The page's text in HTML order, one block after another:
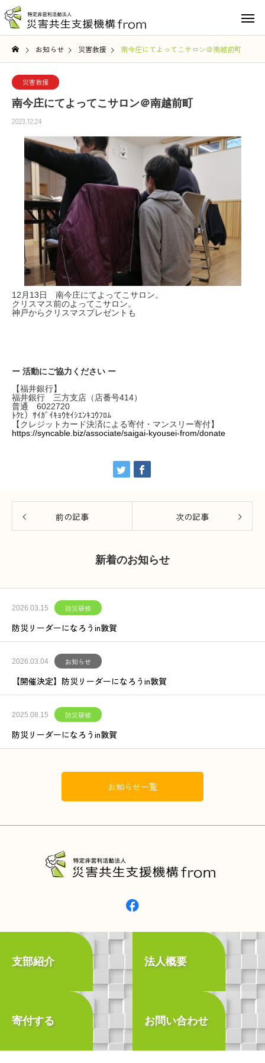
お知らせ 災害救援 南今庄にてよってこサロン＠南越前町
災害救援
南今庄にてよってこサロン＠南越前町
2023.12.24
12月13日 南今庄にてよってこサロン。
クリスマス前のよってこサロン。
神戸からクリスマスプレゼントも
ー 活動にご協力ください ー
【福井銀行】
福井銀行 三方支店（店番号414）
普通 6022720
ﾄｸﾋ）ｻｲｶﾞｲｷｮｳｾｲｼｴﾝｷｺｳﾌﾛﾑ
【クレジットカード決済による寄付・マンスリー寄付】
https://syncable.biz/associate/saigai-kyousei-from/donate
前の記事 次の記事
新着のお知らせ
2026.03.15 防災研修
防災リーダーになろうin敦賀
2026.03.04 お知らせ
【開催決定】防災リーダーになろうin敦賀
2025.08.15 防災研修
防災リーダーになろうin敦賀
お知らせ一覧
支部紹介 法人概要
寄付する お問い合わせ